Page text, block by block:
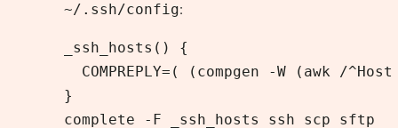
~/.ssh/config:
_ssh_hosts() {
COMPREPLY=( (compgen -W (awk /
}
complete -F _ssh_hosts ssh scp sftp